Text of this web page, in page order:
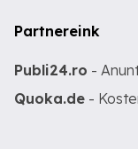
Partnereink
Publi24.ro -
Quoka.de -